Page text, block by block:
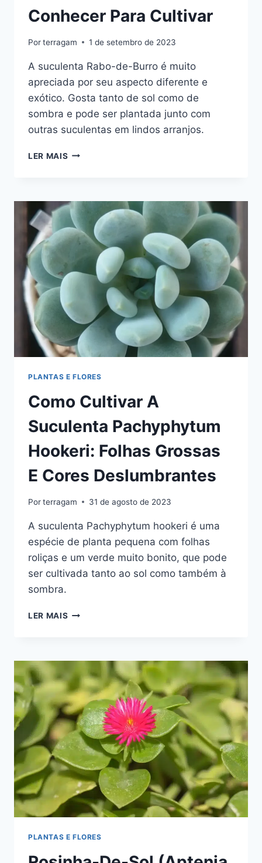
Conhecer Para Cultivar
Porterragam 1 de setembro de 2023
A suculenta Rabo-de-Burro é muito
apreciada por seu aspecto diferente e
exótico. Gosta tanto de sol como de
sombra e pode ser plantada junto com
outras suculentas em lindos arranjos.
LER MAIS SUCULENTA
TUDO
QUE
PRECISA
CONHECER
CULTIVAR
PLANTAS E FLORES
Como Cultivar A
Suculenta Pachyphytum
Hookeri: Folhas Grossas
E Cores Deslumbrantes
Porterragam 31 de agosto de 2023
A suculenta Pachyphytum hookeri é uma
espécie de planta pequena com folhas
roliças e um verde muito bonito, que pode
ser cultivada tanto ao sol como também à
sombra.
LER MAIS COMO
PACHYPHYTUM
HOOKERI:
FOLHAS
GROSSAS
E
CORES
DESLUMBRANTES
PLANTAS E FLORES